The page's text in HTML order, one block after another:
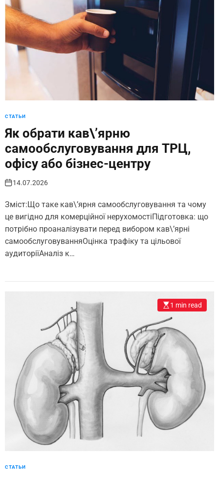
СТАТЬИ
Як обрати кав\’ярню
самообслуговування для ТРЦ,
офісу або бізнес-центру
14.07.2026
Зміст:Що таке кав\’ярня самообслуговування та чому
це вигідно для комерційної нерухомостіПідготовка: що
потрібно проаналізувати перед вибором кав\’ярні
самообслуговуванняОцінка трафіку та цільової
аудиторіїАналіз к…
1 min read
СТАТЬИ